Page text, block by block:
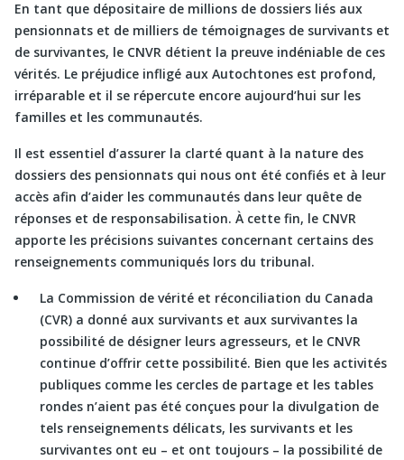
En tant que dépositaire de millions de dossiers liés aux
pensionnats et de milliers de témoignages de survivants et
de survivantes, le CNVR détient la preuve indéniable de ces
vérités. Le préjudice infligé aux Autochtones est profond,
irréparable et il se répercute encore aujourd’hui sur les
familles et les communautés.
Il est essentiel d’assurer la clarté quant à la nature des
dossiers des pensionnats qui nous ont été confiés et à leur
accès afin d’aider les communautés dans leur quête de
réponses et de responsabilisation. À cette fin, le CNVR
apporte les précisions suivantes concernant certains des
renseignements communiqués lors du tribunal.
La Commission de vérité et réconciliation du Canada
(CVR) a donné aux survivants et aux survivantes la
possibilité de désigner leurs agresseurs, et le CNVR
continue d’offrir cette possibilité. Bien que les activités
publiques comme les cercles de partage et les tables
rondes n’aient pas été conçues pour la divulgation de
tels renseignements délicats, les survivants et les
survivantes ont eu – et ont toujours – la possibilité de